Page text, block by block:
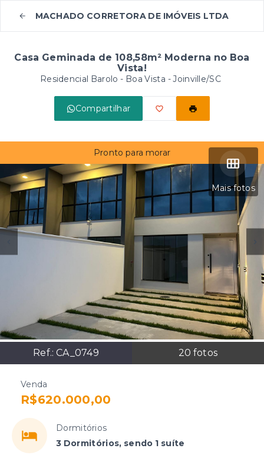
MACHADO CORRETORA DE IMÓVEIS LTDA
Casa Geminada de 108,58m² Moderna no Boa
Vista!
Residencial Barolo - Boa Vista - Joinville/SC
Compartilhar
Mais fotos
Ref.: CA_0749 20 fotos
Pronto para morar
Venda
R$620.000,00
Dormitórios
3 Dormitórios, sendo 1 suíte